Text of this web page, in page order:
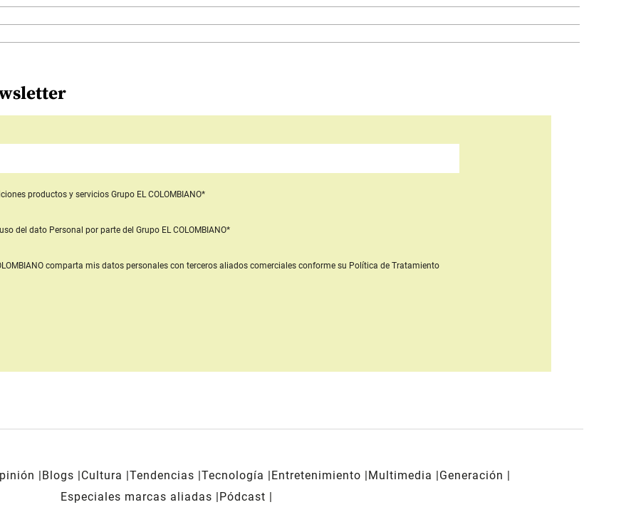
productos y servicios Grupo EL COLOMBIANO*
del dato Personal por parte del Grupo EL COLOMBIANO*
comparta mis datos personales con terceros aliados comercialesconforme su Política de Tratamiento
Blogs Cultura Tendencias Tecnología Entretenimiento Multimedia
Generación
Especiales marcas aliadas
Pódcast